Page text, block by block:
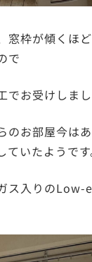
窓枠が傾くほ
で
でお受けしまし
のお部屋今は
いたようです
ス入りのLow-